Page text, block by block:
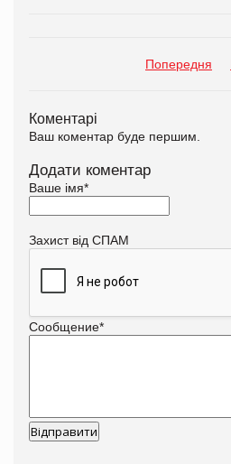
Попередня
Коментарі
Ваш коментар буде першим.
Додати коментар
Ваше імя*
Захист від СПАМ
Сообщение*